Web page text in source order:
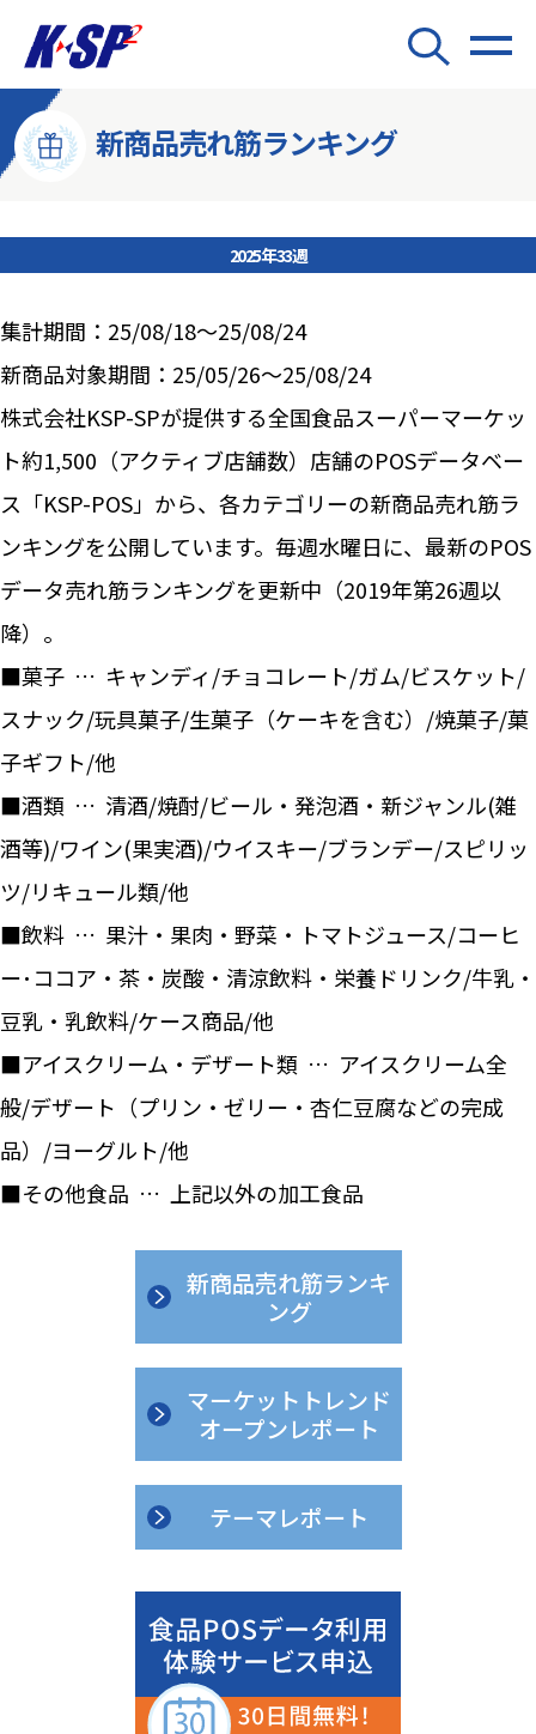
新商品売れ筋ランキング
2025年33週
集計期間：25/08/18～25/08/24
新商品対象期間：25/05/26～25/08/24
株式会社KSP-SPが提供する全国食品スーパーマーケッ
ト約1,500（アクティブ店舗数）店舗のPOSデータベー
ス「KSP-POS」から、各カテゴリーの新商品売れ筋ラ
ンキングを公開しています。毎週水曜日に、最新のPOS
データ売れ筋ランキングを更新中（2019年第26週以
降）。
■菓子 … キャンディ/チョコレート/ガム/ビスケット/
スナック/玩具菓子/生菓子（ケーキを含む）/焼菓子/菓
子ギフト/他
■酒類 … 清酒/焼酎/ビール・発泡酒・新ジャンル(雑
酒等)/ワイン(果実酒)/ウイスキー/ブランデー/スピリッ
ツ/リキュール類/他
■飲料 … 果汁・果肉・野菜・トマトジュース/コーヒ
ー･ココア・茶・炭酸・清涼飲料・栄養ドリンク/牛乳・
豆乳・乳飲料/ケース商品/他
■アイスクリーム・デザート類 … アイスクリーム全
般/デザート（プリン・ゼリー・杏仁豆腐などの完成
品）/ヨーグルト/他
■その他食品 … 上記以外の加工食品
新商品売れ筋ランキ
ング
マーケットトレンド
オープンレポート
テーマレポート